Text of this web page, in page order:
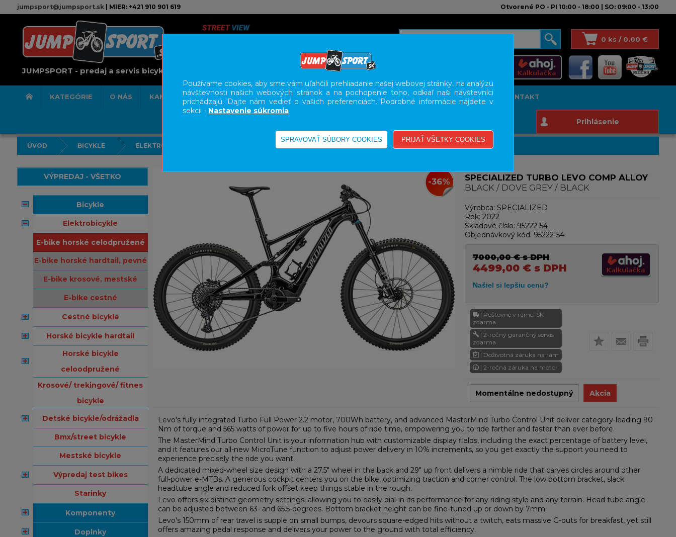
jumpsport@jumpsport.sk| MIER: +421 910 901 619 Otvorené PO - PI 10:00 - 18:00 | SO: 09:00 - 13:00
JUMPSPORT - predaj a servis bicyklov
0 ks / 0.00 €
KATEGÓRIE O NÁS KAMENNÁ PREDAJNA SERVIS SLUŽBY KARIÉRA BODY GEOMETRY FIT STUDIO KONTAKT
Prihlásenie
ÚVOD BICYKLE ELEKTROBICYKLE E-BIKE HORSKÉ CELODPRUŽENÉ
VÝPREDAJ - VŠETKO
bicykle
elektrobicykle
e-bike horské celodpružené
e-bike horské hardtail, pevné
e-bike krosové, mestské
e-bike cestné
cestné bicykle
horské bicykle hardtail
horské bicykle
celoodpružené
krosové/ trekingové/ fitnes
bicykle
detské bicykle/odrážadla
bmx/street bicykle
mestské bicykle
výpredaj test bikes
starinky
komponenty
doplnky
-36%
SPECIALIZED TURBO LEVO COMP ALLOY
BLACK / DOVE GREY / BLACK
Výrobca: SPECIALIZED
Rok: 2022
Skladové číslo: 95222-54
Objednávkový kód: 95222-54
7000,00 €s DPH
4499,00 €s DPH
| Poštovné v rámci SK
zdarma
| 2-ročný garančný servis
zdarma
| Doživotná záruka na rám
| 2-ročná záruka na motor
Momentálne nedostupný Akcia
Levo's fully integrated Turbo Full Power 2.2 motor, 700Wh battery, and advanced MasterMind Turbo Control Unit deliver category-leading 90
Nm of torque and 565 watts of power for up to five hours of ride time, empowering you to ride farther and faster than ever before.
The MasterMind Turbo Control Unit is your information hub with customizable display fields, including the exact percentage of battery level,
and it features our all-new MicroTune function to adjust power delivery in 10% increments, so you get exactly the support you need to
experience precisely the ride you want.
A dedicated mixed-wheel size design with a 27.5" wheel in the back and 29" up front delivers a nimble ride that carves circles around other
full-power e-MTBs. A generous cockpit centers you on the bike, optimizing traction and corner control. The low bottom bracket, slack
headtube angle and reduced fork offset keep things stable in the rough.
Levo offers six distinct geometry settings, allowing you to easily dial-in its performance for any riding style and any terrain. Head tube angle
can be adjusted between 63- and 65.5-degrees. Bottom bracket height can be fine-tuned up or down by 7mm.
Levo's 150mm of rear travel is supple on small bumps, devours square-edged hits without a twitch, eats massive G-outs for breakfast, yet still
offers amazing pedal response and delivers your power to the ground with total efficiency.
Používame cookies, aby sme vám uľahčili prehliadanie našej webovej stránky, na analýzu
návštevnosti našich webových stránok a na pochopenie toho, odkiaľ naši návštevníci
prichádzajú. Dajte nám vedieť o vašich preferenciách. Podrobné informácie nájdete v
sekcii - Nastavenie súkromia